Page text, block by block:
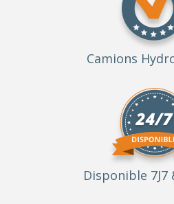
Camions
Disponible 7J7